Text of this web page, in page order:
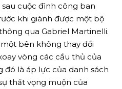
cuộc đình công ban
khi giành được một bộ
qua Gabriel Martinelli.
bên không thay đổi
vòng các cầu thủ của
đó là áp lực của danh sách
thất vọng muộn của